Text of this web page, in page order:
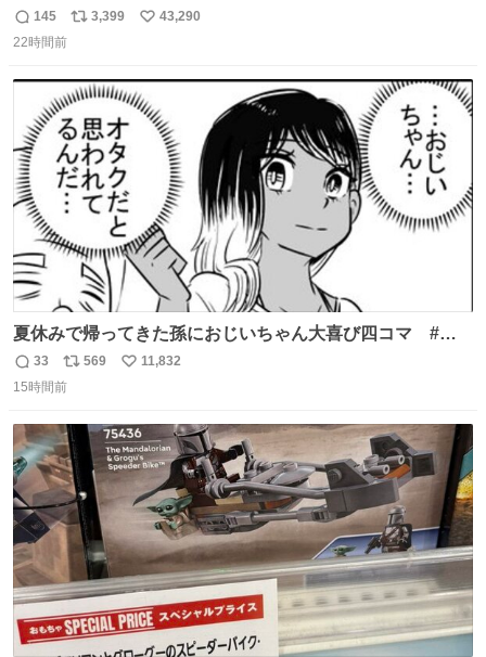
返
信
145
リ
ト
数
3,399
い
数
43,290
22時間前
夏休みで帰ってきた孫におじいちゃん大喜び四コマ #四
コマ漫画 #Web漫画 #漫画が読めるハッシュタグ
返
信
33
リ
ポ
ト
数
569
い
数
11,832
15時間前